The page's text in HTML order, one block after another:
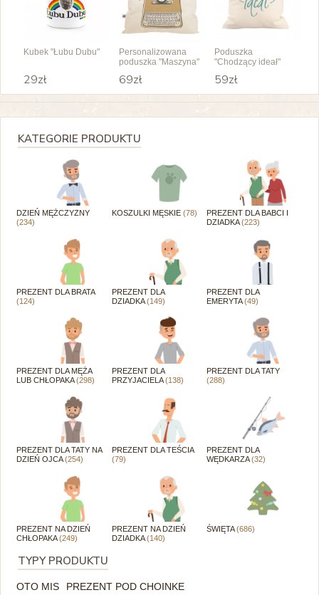
Kubek "Łubu Dubu"
29zł
Personalizowana
poduszka "Maszyna"
69zł
Poduszka
"Chodzący ideał"
59zł
KATEGORIE PRODUKTU
DZIEŃ MĘŻCZYZNY
(234)
KOSZULKI MĘSKIE (78)
PREZENT DLA BABCI I
DZIADKA(223)
PREZENT DLA BRATA
(124)
PREZENT DLA
DZIADKA(149)
PREZENT DLA
EMERYTA(49)
PREZENT DLA MĘŻA
LUB CHŁOPAKA(298)
PREZENT DLA
PRZYJACIELA(138)
PREZENT DLA TATY
(288)
PREZENT DLA TATY NA
DZIEŃ OJCA(254)
PREZENT DLA TEŚCIA
(79)
PREZENT DLA
WĘDKARZA(32)
PREZENT NA DZIEŃ
CHŁOPAKA(249)
PREZENT NA DZIEŃ
DZIADKA(140)
ŚWIĘTA(686)
TYPY PRODUKTU
OTO MIS PREZENT POD CHOINKE